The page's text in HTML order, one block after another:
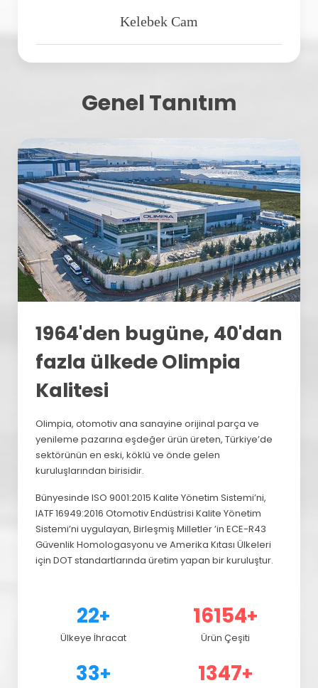
Kelebek Cam
Genel Tanıtım
1964'den bugüne, 40'dan
fazla ülkede Olimpia
Kalitesi
Olimpia, otomotiv ana sanayine orijinal parça ve
yenileme pazarına eşdeğer ürün üreten, Türkiye’de
sektörünün en eski, köklü ve önde gelen
kuruluşlarından birisidir.
Bünyesinde ISO 9001:2015 Kalite Yönetim Sistemi’ni,
IATF 16949:2016 Otomotiv Endüstrisi Kalite Yönetim
Sistemi’ni uygulayan, Birleşmiş Milletler ’in ECE-R43
Güvenlik Homologasyonu ve Amerika Kıtası Ülkeleri
için DOT standartlarında üretim yapan bir kuruluştur.
29+
Ülkeye İhracat
21440+
Ürün Çeşiti
43+ 1787+